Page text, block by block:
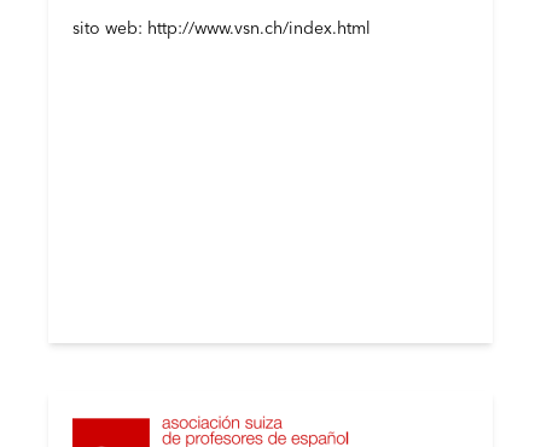
sito web: http://www.vsn.ch/index.html